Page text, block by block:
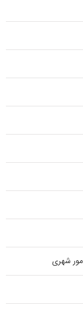
شهری